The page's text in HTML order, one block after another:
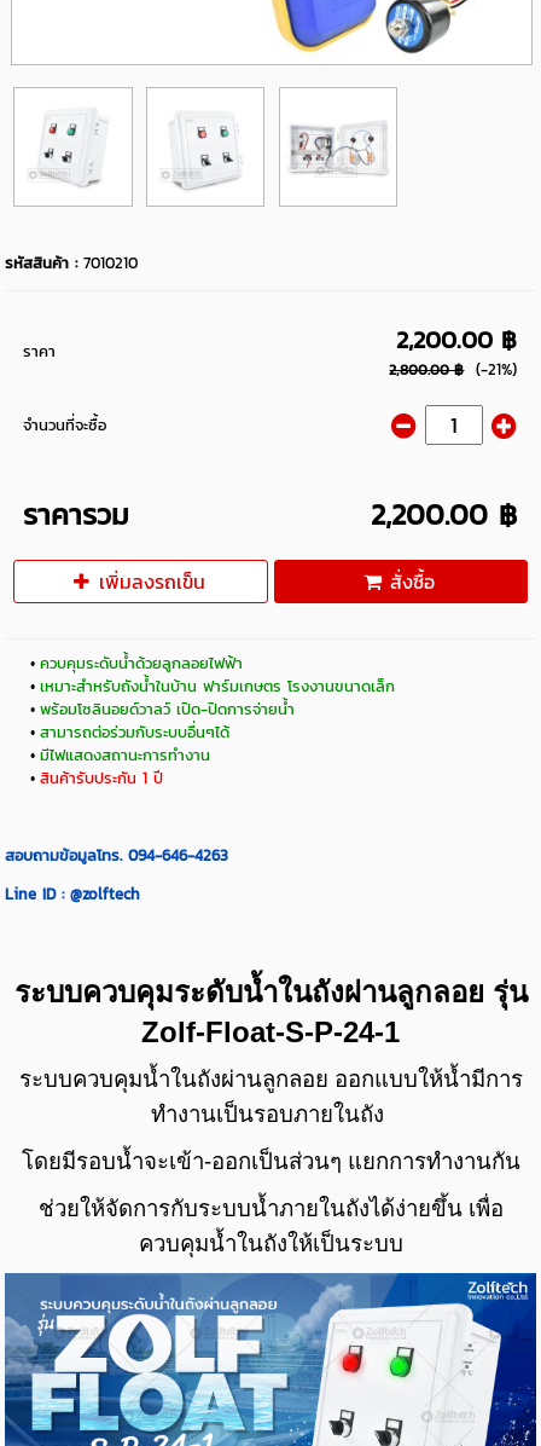
รหัสสินค้า :7010210
ราคา 2,200.00 ฿
2,800.00 ฿ (-21%)
จำนวนที่จะซื้อ
ราคารวม 2,200.00 ฿
เพิ่มลงรถเข็น สั่งซื้อ
ควบคุมระดับน้ำด้วยลูกลอยไฟฟ้า
เหมาะสำหรับถังน้ำในบ้าน ฟาร์มเกษตร โรงงานขนาดเล็ก
พร้อมโซลินอยด์วาลว์ เปิด-ปิดการจ่ายน้ำ
สามารถต่อร่วมกับระบบอื่นๆได้
มีไฟแสดงสถานะการทำงาน
สินค้ารับประกัน 1 ปี
สอบถามข้อมูลโทร. 094-646-4263
Line ID : @zolftech
ระบบควบคุมระดับน้ำในถังผ่านลูกลอย รุ่น
Zolf-Float-S-P-24-1
ระบบควบคุมน้ำในถังผ่านลูกลอย ออกแบบให้น้ำมีการ
ทำงานเป็นรอบภายในถัง
โดยมีรอบน้ำจะเข้า-ออกเป็นส่วนๆ แยกการทำงานกัน
ช่วยให้จัดการกับระบบน้ำภายในถังได้ง่ายขึ้น เพื่อ
ควบคุมน้ำในถังให้เป็นระบบ